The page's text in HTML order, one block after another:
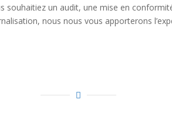
souhaitiez un audit, une mise en
nous nous vous apporterons